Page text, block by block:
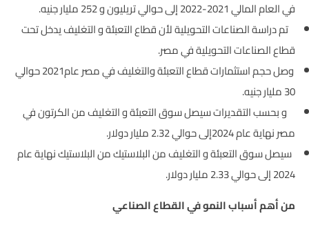
في العام المالي 2021-2022 إلى حوالي تريليون و 252 مليار جنيه.
تم دراسة الصناعات التحويلية لأن قطاع التعبئة و التغليف يدخل تحت
قطاع الصناعات التحويلية في مصر.
وصل حجم استثمارات قطاع التعبئة والتغليف في مصر عام2021 حوالي
30 مليار جنيه.
و بحسب التقديرات سيصل سوق التعبئة و التغليف من الكرتون في
مصر نهاية عام 2024إلى حوالي 2.32 مليار دولار.
سيصل سوق التعبئة و التغليف من البلاستيك من البلاستيك نهاية عام
2024 إلى حوالي 2.33 مليار دولار.
من أهم أسباب النمو في القطاع الصناعي